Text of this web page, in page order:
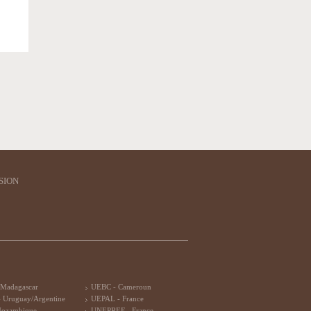
Uruguay/Argentine
UEBC - Cameroun
UEPAL - France